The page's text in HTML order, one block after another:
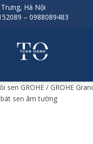
Hà Nội
– 0988089483
sen GROHE / GROHE
sen âm tường